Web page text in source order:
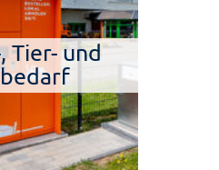
Tier- und